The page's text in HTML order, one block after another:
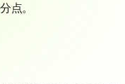
点。